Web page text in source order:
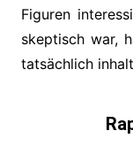
Figuren
skeptisch war,
tatsächlich